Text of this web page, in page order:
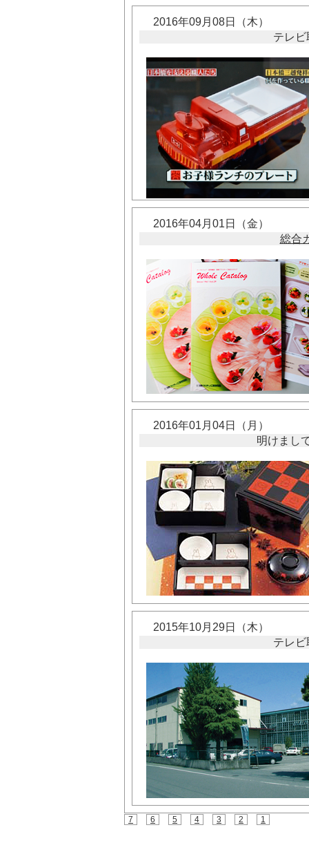
2016年09月08日（木）
テレ
2016年04月01日（金）
総合
2016年01月04日（月）
明けまし
2015年10月29日（木）
テレ
7 6 5 4 3 2 1